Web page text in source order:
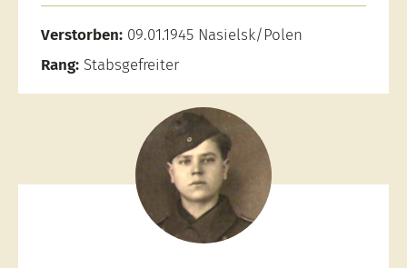
Verstorben: 09.01.1945 Nasielsk/Polen
Rang: Stabsgefreiter